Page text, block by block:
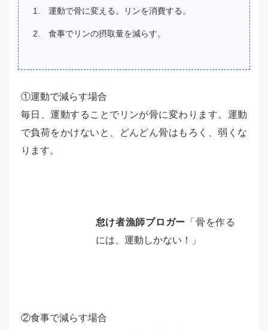
運動で骨に変える。リンを消費する。
食事でリンの摂取量を減らす。
①運動で減らす場合
毎日、運動することでリンが骨に変わります。運動
で負荷をかけないと、どんどん骨はもろく、弱くな
ります。
怠け者漁師ブロガー 「骨を作る
には、運動しかない！」
②食事で減らす場合